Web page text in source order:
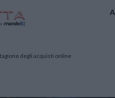
degli acquisti online